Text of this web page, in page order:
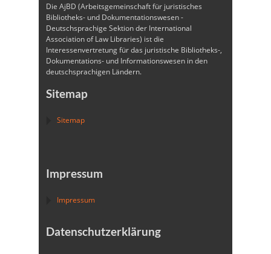
Die AjBD (Arbeitsgemeinschaft für juristisches
Bibliotheks- und Dokumentationswesen -
Deutschsprachige Sektion der International
Association of Law Libraries) ist die
Interessenvertretung für das juristische Bibliotheks-,
Dokumentations- und Informationswesen in den
deutschsprachigen Ländern.
Sitemap
Sitemap
Impressum
Impressum
Datenschutzerklärung